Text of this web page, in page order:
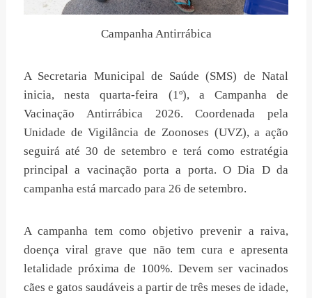
Campanha Antirrábica
A Secretaria Municipal de Saúde (SMS) de Natal
inicia, nesta quarta-feira (1º), a Campanha de
Vacinação Antirrábica 2026. Coordenada pela
Unidade de Vigilância de Zoonoses (UVZ), a ação
seguirá até 30 de setembro e terá como estratégia
principal a vacinação porta a porta. O Dia D da
campanha está marcado para 26 de setembro.
A campanha tem como objetivo prevenir a raiva,
doença viral grave que não tem cura e apresenta
letalidade próxima de 100%. Devem ser vacinados
cães e gatos saudáveis a partir de três meses de idade,